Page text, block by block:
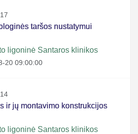
taršos nustatymui
ligoninė Santaros klinikos
20 09:00:00
ir jų montavimo konstrukcijos
ligoninė Santaros klinikos